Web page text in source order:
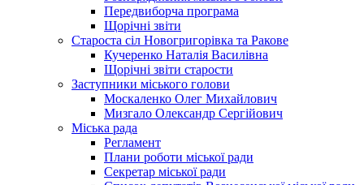
Передвиборча програма
Щорічні звіти
Староста сіл Новогригорівка та Ракове
Кучеренко Наталія Василівна
Щорічні звіти старости
Заступники міського голови
Москаленко Олег Михайлович
Мизгало Олександр Сергійович
Міська рада
Регламент
Плани роботи міської ради
Секретар міської ради